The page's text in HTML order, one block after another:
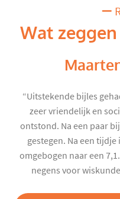
Wat
“Uitstekende bijles
zeer vriendelijk en
ontstond. Na een paar
gestegen. Na een
omgebogen naar een
negens voor